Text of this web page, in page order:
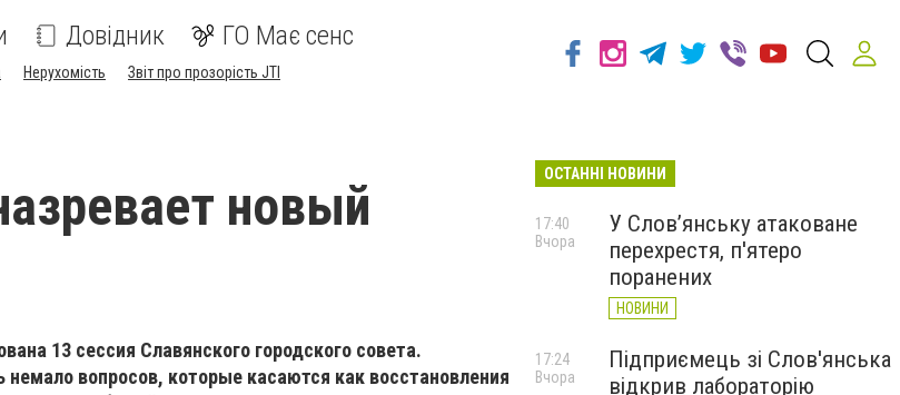
Довідник ГО Має сенс
Нерухомість Звіт про прозорість JTI
новый
13 сессия Славянского городского совета.
вопросов, которые касаются как восстановления
ОСТАННІ НОВИНИ
У Слов’янську атаковане
перехрестя, п'ятеро
поранених
НОВИНИ
17:40
Вчора
Підприємець зі Слов'янська
відкрив лабораторію
17:24
Вчора